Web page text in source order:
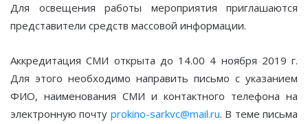
Для освещения работы мероприятия приглашаются
представители средств массовой информации.
Аккредитация СМИ открыта до 14.00 4 ноября 2019 г.
Для этого необходимо направить письмо с указанием
ФИО, наименования СМИ и контактного телефона на
электронную почту prokino-sarkvc@mail.ru. В теме письма